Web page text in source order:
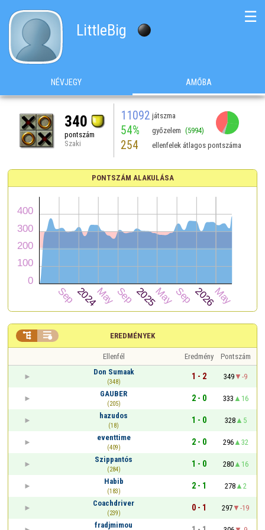
LittleBig
☰
NÉVJEGY AMŐBA
340
pontszám
Szaki
11092 játszma
54% győzelem (5994)
254 ellenfelek átlagos pontszáma
PONTSZÁM ALAKULÁSA
EREDMÉNYEK
 
Ellenfél Eredmény
Pontszám
Don Sumaak
(348)
1 - 2 349
-9
GAUBER
(205)
2 - 0 333
16
hazudos
(18)
1 - 0 328
5
eventtime
(409)
2 - 0 296
32
Szippantós
(284)
1 - 0 280
16
Habib
(183)
2 - 1 278
2
Coachdriver
(239)
0 - 1 297
-19
fradjmimou